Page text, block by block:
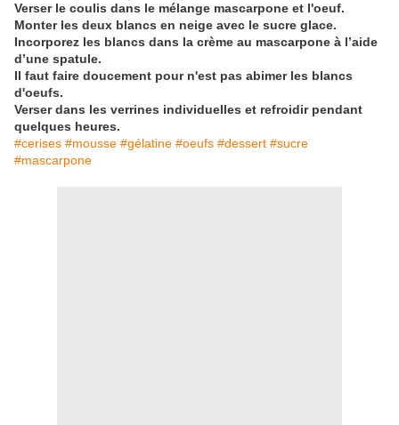
Verser le coulis dans le mélange mascarpone et l'oeuf.
Monter les deux blancs en neige avec le sucre glace.
Incorporez les blancs dans la crème au mascarpone à l’aide
d’une spatule.
Il faut faire doucement pour n'est pas abimer les blancs
d'oeufs.
Verser dans les verrines individuelles et refroidir pendant
quelques heures.
#cerises #mousse #gélatine #oeufs #dessert #sucre
#mascarpone